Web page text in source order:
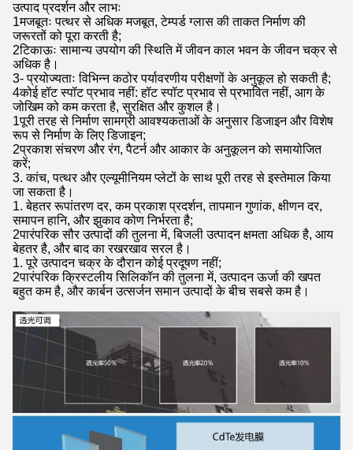
उत्पाद प्रदर्शन और लाभः
1मजबूतः पत्थर से अधिक मजबूत, टेम्पर्ड ग्लास की ताकत निर्माण की
जरूरतों को पूरा करती है;
2टिकाऊः सामान्य उपयोग की स्थिति में जीवन काल भवन के जीवन चक्र से
अधिक है।
3- प्रयोज्यताः विभिन्न कठोर पर्यावरणीय परीक्षणों के अनुकूल हो सकती है;
4कोई हॉट स्पॉट प्रभाव नहीं: हॉट स्पॉट प्रभाव से प्रभावित नहीं, आग के
जोखिम को कम करता है, सुरक्षित और कुशल है।
1पूरी तरह से निर्माण सामग्री आवश्यकताओं के अनुसार डिजाइन और विशेष
रूप से निर्माण के लिए डिजाइन;
2प्रकाश संचरण और रंग, पैटर्न और आकार के अनुकूलन को समायोजित
करें;
3. कांच, पत्थर और एल्यूमीनियम प्लेटों के साथ पूरी तरह से इस्तेमाल किया
जा सकता है।
1. बेहतर रूपांतरण दर, कम प्रकाश प्रदर्शन, तापमान गुणांक, क्षीणन दर,
समापन हानि, और झुकाव कोण निर्भरता है;
2पारंपरिक सौर उत्पादों की तुलना में, बिजली उत्पादन क्षमता अधिक है, आय
बेहतर है, और बाद का रखरखाव सरल है।
1. पूरे उत्पादन चक्र के दौरान कोई प्रदूषण नहीं;
2पारंपरिक क्रिस्टलीय सिलिकॉन की तुलना में, उत्पादन ऊर्जा की खपत
बहुत कम है, और कार्बन उत्सर्जन समान उत्पादों के बीच सबसे कम है।